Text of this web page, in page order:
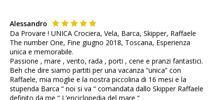
Alessandro
Da Provare ! UNICA Crociera, Vela, Barca, Skipper, Raffaele
The number One, Fine giugno 2018, Toscana, Esperienza
unica e memorabile.
Passione , mare , vento, rada , porti , cene e pranzi fantastici.
Beh che dire siamo partiti per una vacanza “unica” con
Raffaele, mia moglie e la nostra piccolina di 16 mesi e la
stupenda Barca “ noi si va “ comandata dallo Skipper Raffaele
definito da me “ L’enciclopedia del mare “ .